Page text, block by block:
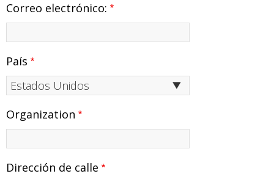
Correo electrónico:
Dirección
País
Organization
Dirección de calle